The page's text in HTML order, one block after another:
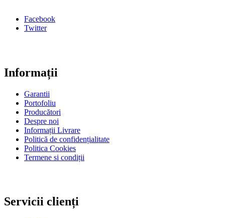
Facebook
Twitter
Informații
Garantii
Portofoliu
Producători
Despre noi
Informații Livrare
Politică de confidențialitate
Politica Cookies
Termene si condiții
Servicii clienți